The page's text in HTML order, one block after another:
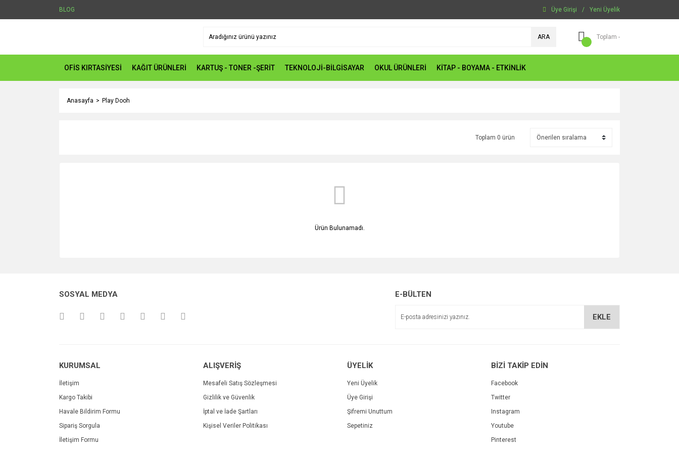
BLOG Üye Girişi / Yeni Üyelik
ARA Toplam -
OFİS KIRTASİYESİ KAĞIT ÜRÜNLERİ KARTUŞ - TONER -ŞERİT TEKNOLOJİ-BİLGİSAYAR OKUL ÜRÜNLERİ KİTAP - BOYAMA - ETKİNLİK
Anasayfa Play Dooh
Toplam 0 ürün
Ürün Bulunamadı.
SOSYAL MEDYA E-BÜLTEN
EKLE
KURUMSAL
İletişim
Kargo Takibi
Havale Bildirim Formu
Sipariş Sorgula
İletişim Formu
ALIŞVERİŞ
Mesafeli Satış Sözleşmesi
Gizlilik ve Güvenlik
İptal ve İade Şartları
Kişisel Veriler Politikası
ÜYELİK
Yeni Üyelik
Üye Girişi
Şifremi Unuttum
Sepetiniz
BİZİ TAKİP EDİN
Facebook
Twitter
Instagram
Youtube
Pinterest